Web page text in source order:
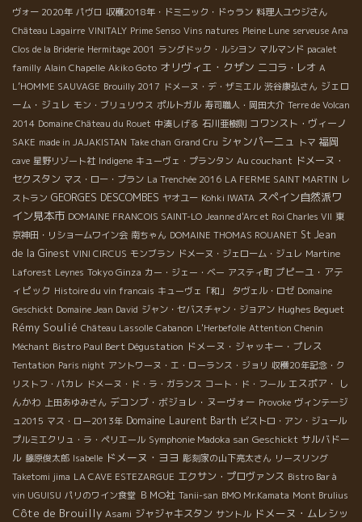
ヴォー 2020年 パヴロ 収穫2018年・ドミニック・ドゥラン 料理人ユウジさん
Château Lagairre VINITALY Prime Senso Vins natures Pleine Lune serveuse Ana
Clos de la Briderie Hermitage 2001 ラングドック・ルシヨン マルマンド pacalet
familly Alain Chapelle Akiko Goto オリヴィエ・クザン ニコラ・レオ A
L’HOMME SAUVAGE Brouilly 2017 ドメーヌ・デ・ザミエル 渋谷康弘さん ジェロ
ーム・ジュレ モン・ブリュリウス ポルトガル 寿司職人・岡田大介 Terre de Volcan
2014 Domaine Château du Rouet 中湊しげる 石川亜樹則 コワンスト・ヴィーノ
SAKE made in JAJAKISTAN Take chan Grand Cru シャンパーニュ トマ 福岡
cave 星野リゾート社 Indigene キューヴェ・プランタン Au couchant ドメーヌ・
セクスタン マス・ロー・ブラン La Trenchée 2016 LA FERME SAINT MARTIN レ
ストラン GEORGES DESCOMBES ヤオユー Kohki IWATA スペイン自然派ワ
イン見本市 DOMAINE FRANCOIS SAINT-LO Jeanne d'Arc et Roi Charles VII 東
京神田・リショームワイン会 南ちゃん DOMAINE THOMAS ROUANET St Jean
de la Ginest VINI CIRCUS モンブラン ドメーヌ・ジェローム・ジュレ Martine
Laforest Leynes Tokyo Ginza カー・ジェー・ベー アスティ町 プピーユ・アテ
ィピック Histoire du vin francais キューヴェ「和」 タヴェル・ロゼ Domaine
Geschickt Domaine Jean David ジャン・セバスチャン・ジョアン Hughes Beguet
Rémy Soulié Château Lassolle Cabanon L'Herbefolle Attention Chenin
Méchant Bistro Paul Bert Dégustation ドメーヌ・ジャッキー・プレス
Tentation Paris night アントワーヌ・エ・ローランス・ジョリ 収穫20年記念・ク
リストフ・パカレ ドメーヌ・ド・ラ・ガランス コート・ド・フール エスポア・ し
んかわ
上田あゆみさん デコンブ・ボジョレ・ヌーヴォー Provoke ヴィンテージ
ュ2015 マス・ロー2013年 Domaine Laurent Barth ビストロ・アン・ジュール
プルミエクリュ・ラ・ペリエール Symphonie Madoka san Geschickt サルバドー
ル 藤原俊太郎 Isabelle ドメーヌ・ヨヨ 彫刻家の山下亮太さん リースリング
Taketomi jima LA CAVE ESTEZARGUE エクサン・プロヴァンス Bistro Bar à
vin UGUISU パリのワイン食堂 ＢＭО社 Tanii-san BMO Mr.Kamata Mont Brulius
Côte de Brouilly Asami ジャジャキスタン サントル ドメーヌ・ムレシッ